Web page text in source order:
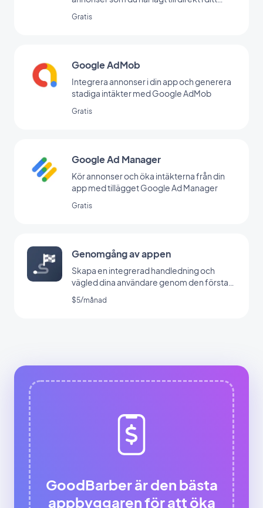
Gratis
Google AdMob
Integrera annonser i din app och generera
stadiga intäkter med Google AdMob
Gratis
Google Ad Manager
Kör annonser och öka intäkterna från din
app med tillägget Google Ad Manager
Gratis
Genomgång av appen
Skapa en integrerad handledning och
vägled dina användare genom den första
lanseringen av din app
$5/månad
GoodBarber är den bästa
appbyggaren för att öka